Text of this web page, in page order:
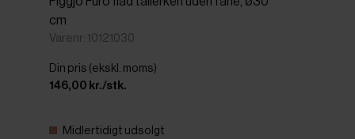
cm
Varenr: 10121030
Din pris (ekskl. moms)
146,00 kr./stk.
Midlertidigt udsolgt